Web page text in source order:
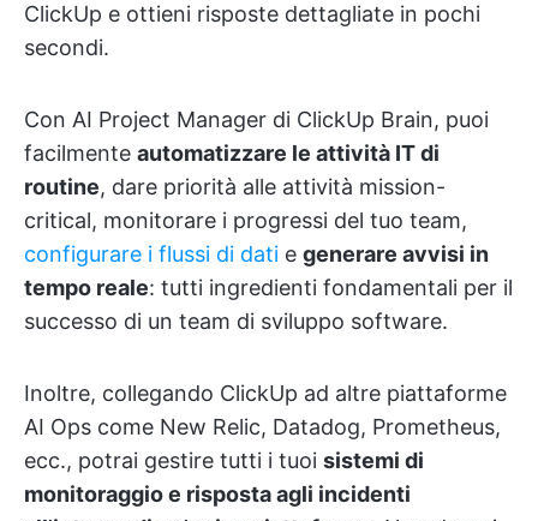
ClickUp e ottieni risposte dettagliate in pochi
secondi.
Con AI Project Manager di ClickUp Brain, puoi
facilmente automatizzare le attività IT di
routine, dare priorità alle attività mission-
critical, monitorare i progressi del tuo team,
configurare i flussi di dati e generare avvisi in
tempo reale: tutti ingredienti fondamentali per il
successo di un team di sviluppo software.
Inoltre, collegando ClickUp ad altre piattaforme
AI Ops come New Relic, Datadog, Prometheus,
ecc., potrai gestire tutti i tuoi sistemi di
monitoraggio e risposta agli incidenti